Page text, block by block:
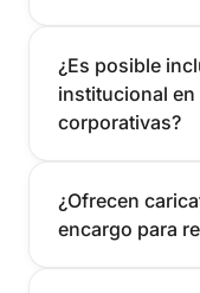
¿Es posible
institucional
corporativas?
¿Ofrecen
encargo para